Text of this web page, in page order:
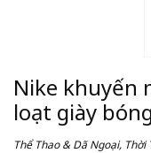
Nike khuyến
loạt giày
Thể Thao & Dã Ngoại, Thời